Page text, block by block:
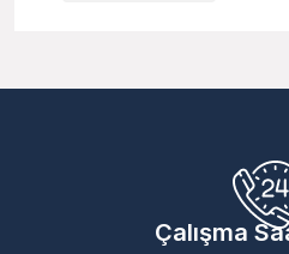
Çalışma